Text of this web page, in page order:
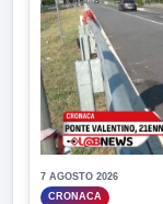
7 AGOSTO 2026
CRONACA